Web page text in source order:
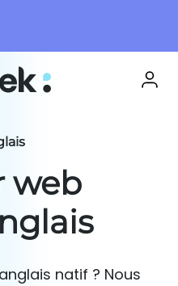
web
natif ? Nous